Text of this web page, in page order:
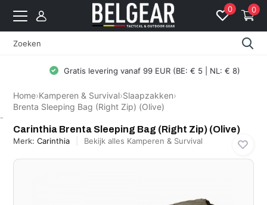
0 0
Gratis levering vanaf 99 EUR (BE: € 5 | NL: € 8)
Home›Kamperen & Survival›Slaapzakken›
Brenta Sleeping Bag (Right Zip) (Olive)
Carinthia Brenta Sleeping Bag (Right Zip) (Olive)
Merk:Carinthia Bekijk alles Kamperen & Survival